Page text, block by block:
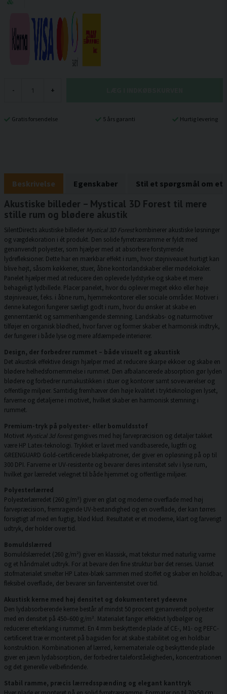
- +
Gratis forsendelse 5 års garanti Hurtig levering
Beskrivelse Egenskaber Stil et spørgsmål om et
Akustiske billeder – Mystical 3D Forest til mere
stille rum og blødere akustik
SilentDirects akustiske billeder Mystical 3D Forestkombinerer akustiske løsninger
og vægdekoration i ét produkt. Den solide fyrretræsramme er fyldt med
genanvendt polyester, som hjælper med at absorbere forstyrrende
lydrefleksioner. Dette har en mærkbar effekt i rum, hvor støjniveauet hurtigt kan
blive højt, såsom køkkener, stuer, åbne kontorlandskaber eller mødelokaler.
Panelet hjælper med at reducere den oplevede lydstyrke og skabe et mere
behageligt lydbillede. Placer panelet, hvor du oplever meget ekko eller høje
støjniveauer, f.eks. i åbne rum, hjemmekontorer eller sociale områder. Motiver i
denne kategori fungerer særligt godt i rum, hvor du ønsker at skabe en
gennemtænkt og sammenhængende stemning. Landskabs- og naturmotiver
tilføjer en organisk blødhed, hvor farver og former skaber et harmonisk indtryk,
der fungerer i både lyse og mere afdæmpede interiører.
Design, der forbedrer rummet – både visuelt og akustisk
Det akustisk effektive design hjælper med at reducere skarpe ekkoer og skabe en
blødere helhedsfornemmelse i rummet. Den afbalancerede absorption gør lyden
blødere og forbedrer rumakustikken i stuer og kontorer samt soveværelser og
offentlige miljøer. Samtidig fremhæver den høje kvalitet i trykteknologien lyset,
farverne og detaljerne i motivet, hvilket skaber en harmonisk stemning i
rummet.
Premium-tryk på polyester- eller bomuldsstof
Motivet Mystical 3d forestgengives med høj farvepræcision og detaljer takket
være HP Latex-teknologi. Trykket er lavet med vandbaserede, lugtfri og
GREENGUARD Gold-certificerede blækpatroner, der giver en opløsning på op til
300 DPI. Farverne er UV-resistente og bevarer deres intensitet selv i lyse rum,
hvilket gør lærredet velegnet til både hjemmet og offentlige miljøer.
Polyesterlærred
Polyesterlærredet (260 g/m²) giver en glat og moderne overflade med høj
farvepræcision, fremragende UV-bestandighed og en overflade, der kan tørres
forsigtigt af med en fugtig, blød klud. Resultatet er et moderne, klart og farverigt
udtryk, der holder over tid.
Bomuldslærred
Bomuldslærredet (260 g/m²) giver en klassisk, mat tekstur med naturlig varme
og et håndmalet udtryk. For at bevare den fine struktur bør det renses. Uanset
stofmaterialet smelter HP Latex-blæk sammen med stoffet og skaber en holdbar,
fleksibel overflade, der bevarer sin farveintensitet over tid.
Akustisk kerne med høj densitet og dokumenteret ydeevne
Den lydabsorberende kerne består af mindst 50 procent genanvendt polyester
med en densitet på 450–600 g/m². Materialet fanger effektivt lydbølger og
reducerer efterklang i rummet. En 4 mm beskyttende plade af CE-, M1- og PEFC-
certificeret træ er monteret på bagsiden for at skabe stabilitet og en holdbar
konstruktion. Kombinationen af lærred, kernemateriale og beskyttende plade
giver en jævn lydabsorption, der forbedrer taleforståeligheden, koncentrationen
og det generelle velbefindende.
Stabil ramme, præcis lærredsspænding og elegant kanttryk